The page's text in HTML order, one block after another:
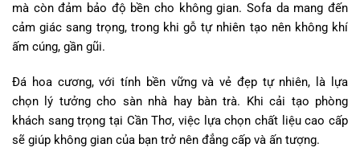
mà còn đảm bảo độ bền cho không gian. Sofa da mang đến
cảm giác sang trọng, trong khi gỗ tự nhiên tạo nên không khí
ấm cúng, gần gũi.
Đá hoa cương, với tính bền vững và vẻ đẹp tự nhiên, là lựa
chọn lý tưởng cho sàn nhà hay bàn trà. Khi cải tạo phòng
khách sang trọng tại Cần Thơ, việc lựa chọn chất liệu cao cấp
sẽ giúp không gian của bạn trở nên đẳng cấp và ấn tượng.